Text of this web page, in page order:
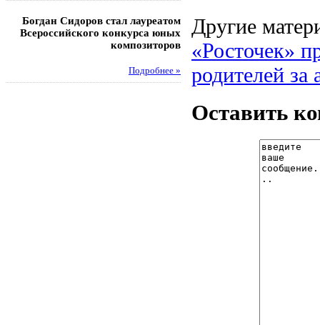
Богдан Сидоров стал лауреатом
Всероссийского конкурса юных
композиторов
Подробнее »
этапа XXI
подвиг
Другие
«Росточек»
родителей
Оставить